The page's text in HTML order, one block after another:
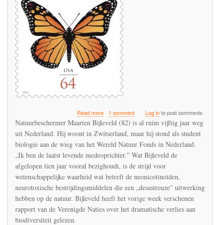
Read moreabout
Nederlandse
ornitholoog
die
de
gevaren
van
DDT
en
IMIDACLOPRID
vroegtijdig
onderkende
1 comment Log into post comments
Natuurbeschermer Maarten Bijleveld (82) is al ruim vijftig jaar weg
uit Nederland. Hij woont in Zwitserland, maar hij stond als student
biologie aan de wieg van het Wereld Natuur Fonds in Nederland.
„Ik ben de laatst levende medeoprichter.” Wat Bijleveld de
afgelopen tien jaar vooral bezighoudt, is de strijd voor
wetenschappelijke waarheid wat betreft de neonicotinoïden,
neurotoxische bestrijdingsmiddelen die een „desastreuze” uitwerking
hebben op de natuur. Bijleveld heeft het vorige week verschenen
rapport van de Verenigde Naties over het dramatische verlies aan
biodiversiteit gelezen.